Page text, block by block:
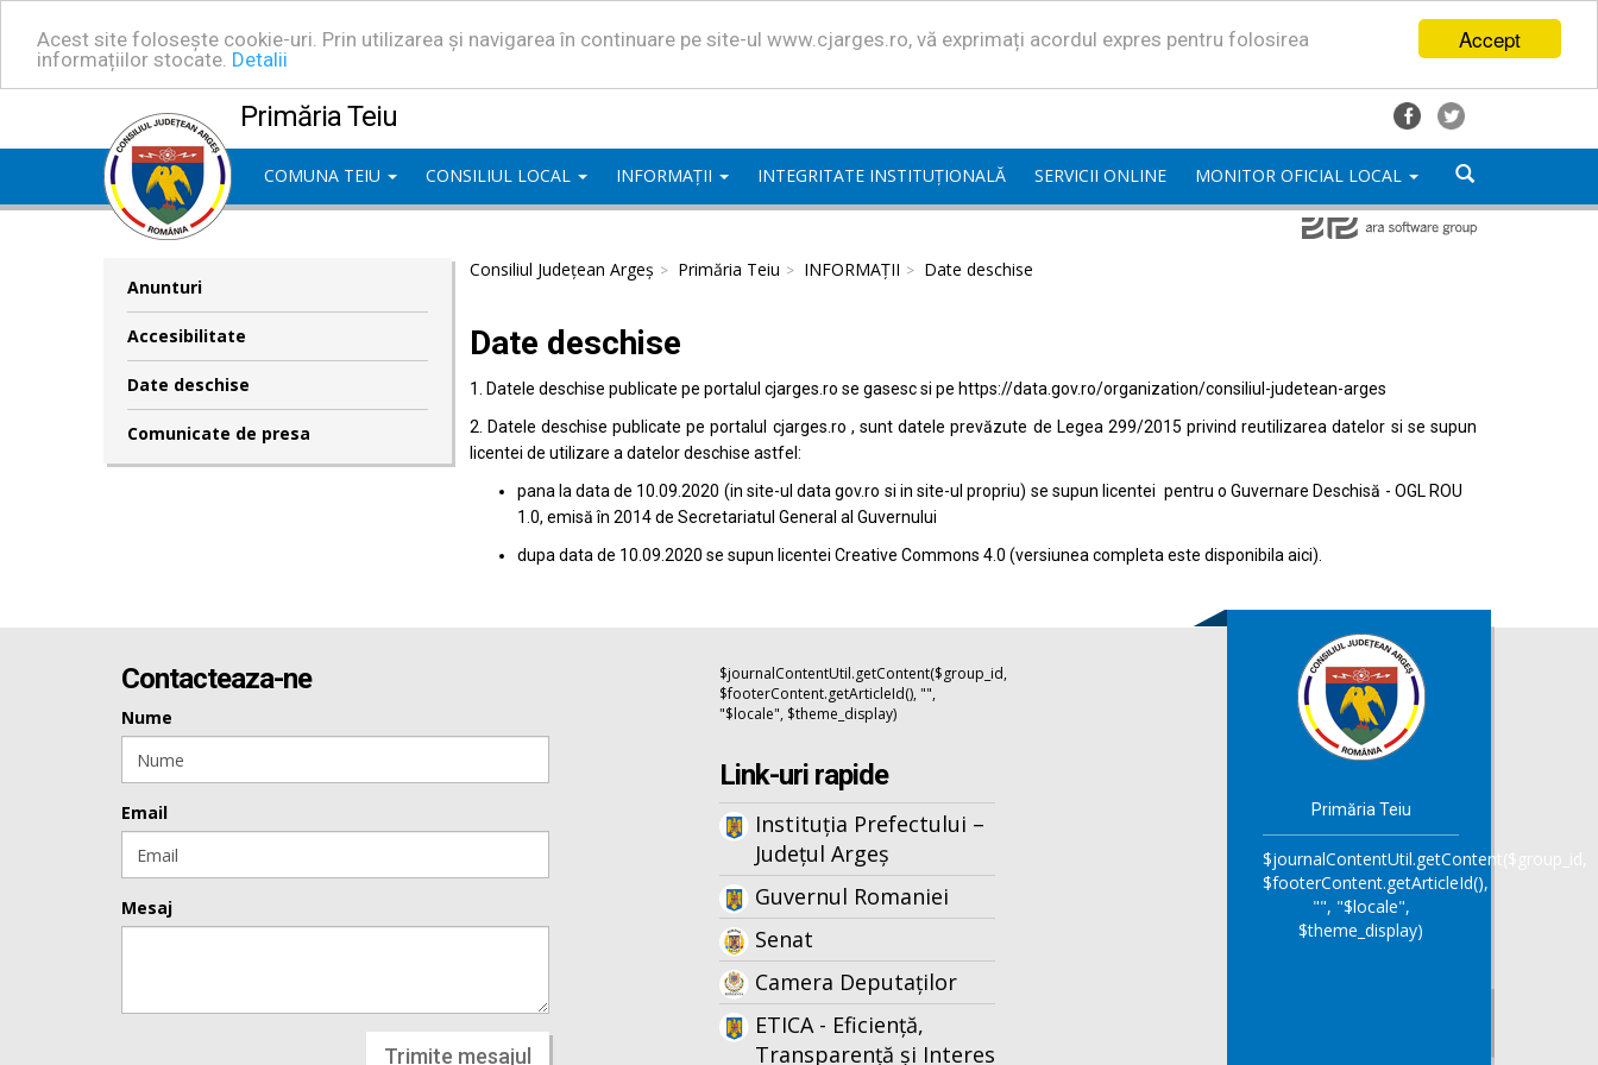
Accept
Acest site folosește cookie-uri. Prin utilizarea și navigarea în continuare pe site-ul www.cjarges.ro, vă exprimați acordul expres pentru folosirea
informațiilor stocate. Detalii
Primăria Teiu
COMUNA TEIU CONSILIUL LOCAL INFORMAȚII INTEGRITATE INSTITUȚIONALĂ SERVICII ONLINE MONITOR OFICIAL LOCAL
Anunturi
Accesibilitate
Date deschise
Comunicate de presa
Consiliul Județean Argeș Primăria Teiu INFORMAȚII Date deschise
Date deschise
1. Datele deschise publicate pe portalul cjarges.ro se gasesc si pe https://data.gov.ro/organization/consiliul-judetean-arges
2. Datele deschise publicate pe portalul cjarges.ro , sunt datele prevăzute de Legea 299/2015 privind reutilizarea datelor si se supun
licentei de utilizare a datelor deschise astfel:
pana la data de 10.09.2020 (in site-ul datagov.ro si in site-ul propriu) se supun licentei pentru o Guvernare Deschisă - OGL ROU
1.0, emisă în 2014 de Secretariatul General al Guvernului
dupa data de 10.09.2020 se supun licentei Creative Commons 4.0 (versiunea completa este disponibila aici).
Contacteaza-ne
Nume
Email
Mesaj
Trimite mesajul
$journalContentUtil.getContent($group_id,
$footerContent.getArticleId(), "",
"$locale", $theme_display)
Link-uri rapide
Instituția Prefectului –
Județul Argeș
Guvernul Romaniei
Senat
Camera Deputaților
ETICA - Eficiență,
Transparență și Interes
Primăria Teiu
$journalContentUtil.getContent($group_id,
$footerContent.getArticleId(),
"", "$locale",
$theme_display)